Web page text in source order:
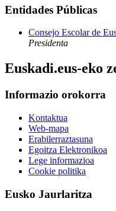
Entidades Públicas
Consejo Escolar de
Presidenta
Euskadi.eus-eko
Informazio orokorra
Kontaktua
Web-mapa
Erabilerraztasuna
Egoitza Elektronikoa
Lege informazioa
Cookie politika
Eusko Jaurlaritza